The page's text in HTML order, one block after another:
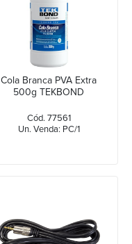
Cola Branca PVA Extra
500g TEKBOND
Cód. 77561
Un. Venda: PC/1